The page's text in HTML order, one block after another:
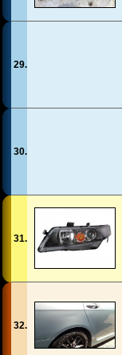
29.
30.
31.
32.